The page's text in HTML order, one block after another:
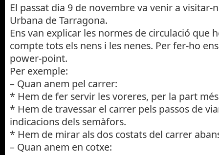
El passat dia 9 de novembre va venir a visitar-
Urbana de Tarragona.
Ens van explicar les normes de circulació que
compte tots els nens i les nenes. Per fer-ho
power-point.
Per exemple:
– Quan anem pel carrer:
* Hem de fer servir les voreres, per la part
* Hem de travessar el carrer pels passos de
indicacions dels semàfors.
* Hem de mirar als dos costats del carrer
– Quan anem en cotxe: